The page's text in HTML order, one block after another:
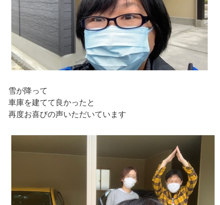
雪が降って
車庫を建てて良かったと
再度お喜びの声いただいています